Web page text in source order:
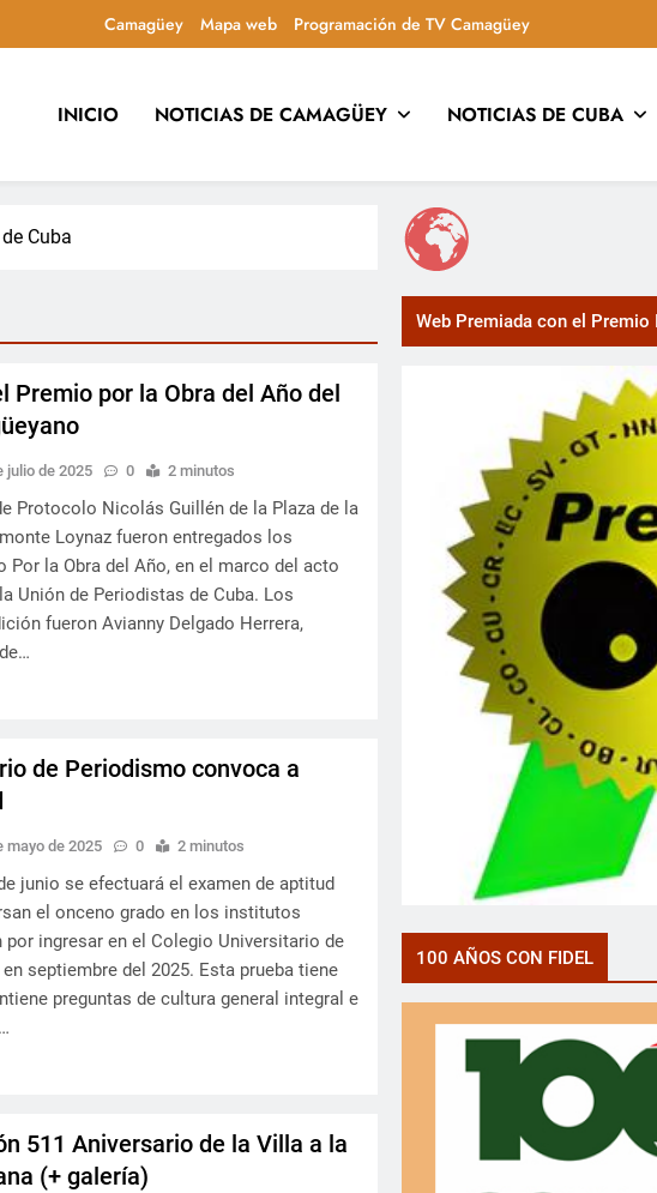
Camagüey Mapa web Programación de TV Camagüey
con contenidos culturales, sociales y comunitarios, conectando la
INICIO NOTICIAS DE CAMAGÜEY NOTICIAS DE CUBA
Cuba
Premio por la Obra del Año del
julio de 2025 0 2 minutos
Protocolo Nicolás Guillén de la Plaza de la
Loynaz fueron entregados los
Por la Obra del Año, en el marco del acto
Unión de Periodistas de Cuba. Los
fueron Avianny Delgado Herrera,
de Periodismo convoca a
mayo de 2025 0 2 minutos
junio se efectuará el examen de aptitud
el onceno grado en los institutos
ingresar en el Colegio Universitario de
septiembre del 2025. Esta prueba tiene
preguntas de cultura general integral e
511 Aniversario de la Villa a la
(+ galería)
Web Premiada con el Premio
100 AÑOS CON FIDEL